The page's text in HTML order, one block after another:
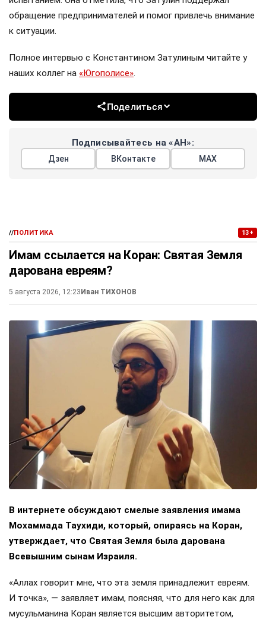
обращение предпринимателей и помог привлечь внимание
к ситуации.
Полное интервью с Константином Затулиным читайте у
наших коллег на «Югополисе».
Поделиться
Подписывайтесь на «АН»:
Дзен ВКонтакте МАХ
//ПОЛИТИКА 13+
Имам ссылается на Коран: Святая Земля
дарована евреям?
5 августа 2026, 12:23Иван ТИХОНОВ
В интернете обсуждают смелые заявления имама
Мохаммада Таухиди, который, опираясь на Коран,
утверждает, что Святая Земля была дарована
Всевышним сынам Израиля.
«Аллах говорит мне, что эта земля принадлежит евреям.
И точка», — заявляет имам, поясняя, что для него как для
мусульманина Коран является высшим авторитетом,